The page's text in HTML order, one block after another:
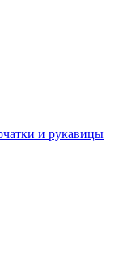
и рукавицы